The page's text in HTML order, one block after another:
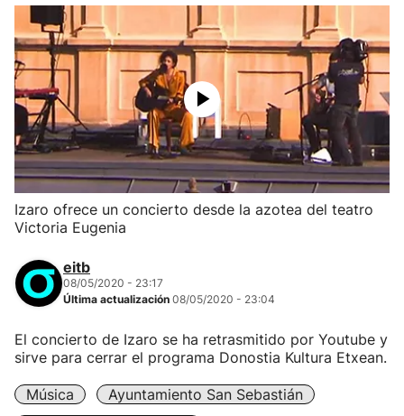
Izaro ofrece un concierto desde la azotea del teatro
Victoria Eugenia
eitb
08/05/2020 - 23:17
Última actualización 08/05/2020 - 23:04
El concierto de Izaro se ha retrasmitido por Youtube y
sirve para cerrar el programa Donostia Kultura Etxean.
Música
Ayuntamiento San Sebastián